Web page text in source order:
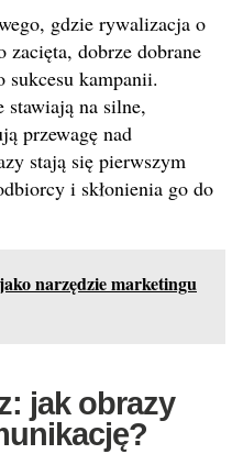
gdzie rywalizacja o
dobrze dobrane
sukcesu kampanii.
stawiają na silne,
przewagę nad
stają się pierwszym
i skłonienia go do
narzędzie marketingu
jak obrazy